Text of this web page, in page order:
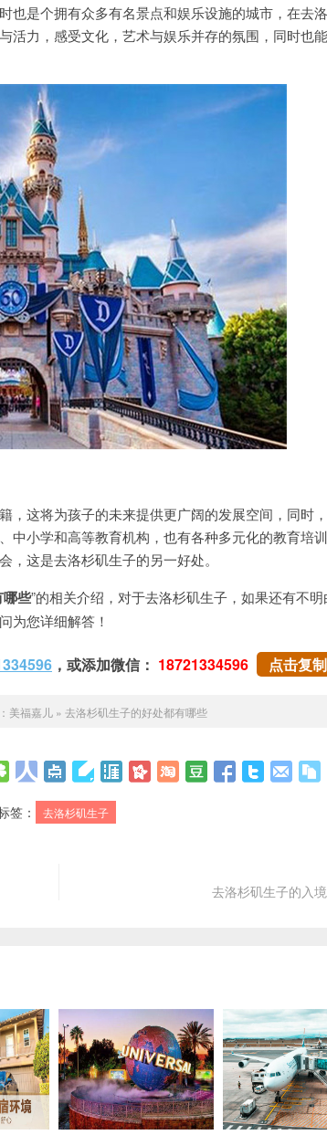
是个拥有众多有名景点和娱乐设施的城市，在去
活力，感受文化，艺术与娱乐并存的氛围，同时也
这将为孩子的未来提供更广阔的发展空间，同时
中小学和高等教育机构，也有各种多元化的教育培
这是去洛杉矶生子的另一好处。
些”的相关介绍，对于去洛杉矶生子，如果还有不
为您详细解答！
，或添加微信： 18721334596 点击复制
美福嘉儿» 去洛杉矶生子的好处都有哪些
签： 去洛杉矶生子
去洛杉矶生子的入